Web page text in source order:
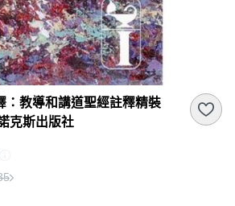
：教導和講道聖經註釋精裝
克斯出版社